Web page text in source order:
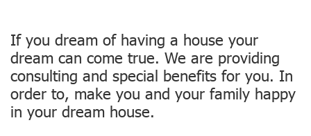
If you dream of having a house your
dream can come true. We are providing
consulting and special benefits for you. In
order to, make you and your family happy
in your dream house.